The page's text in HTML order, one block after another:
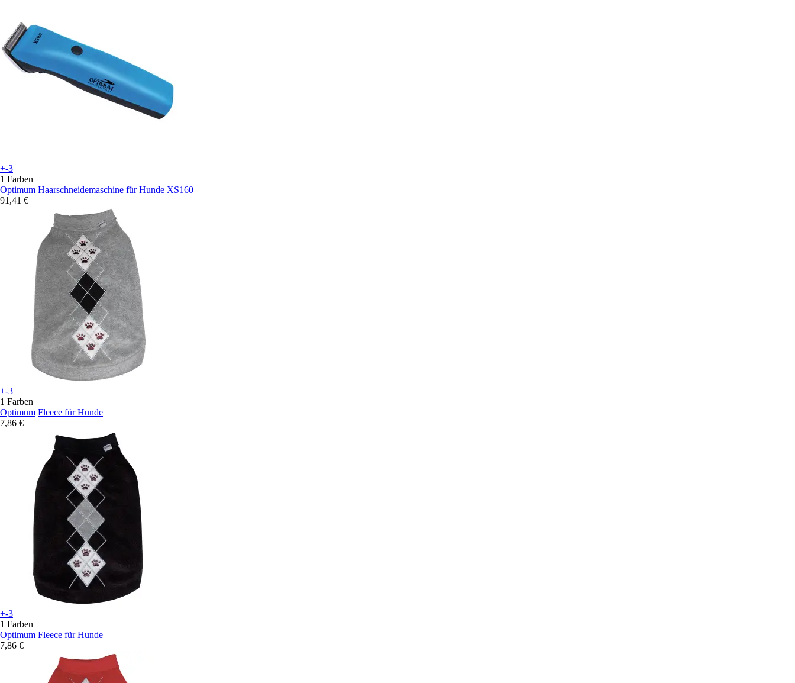
+-3
1 Farben
Optimum Haarschneidemaschine für Hunde XS160
91,41 €
+-3
1 Farben
Optimum Fleece für Hunde
7,86 €
+-3
1 Farben
Optimum Fleece für Hunde
7,86 €